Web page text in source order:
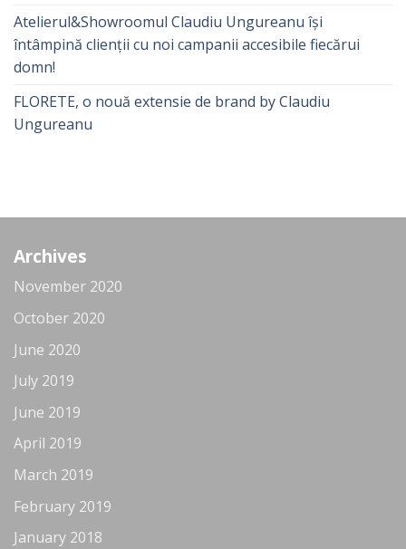
Atelierul&Showroomul Claudiu Ungureanu își
întâmpină clienții cu noi campanii accesibile fiecărui
domn!
FLORETE, o nouă extensie de brand by Claudiu
Ungureanu
Archives
November 2020
October 2020
June 2020
July 2019
June 2019
April 2019
March 2019
February 2019
January 2018